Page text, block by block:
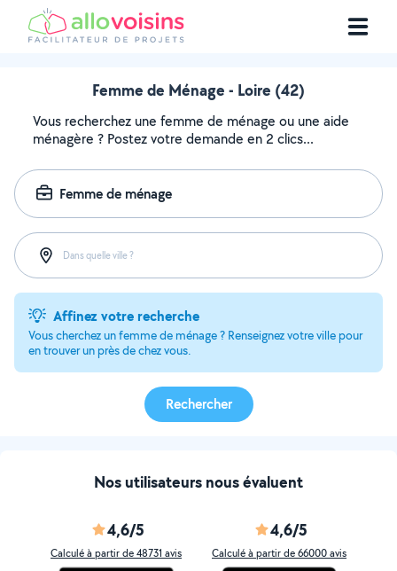
Femme de Ménage - Loire (42)
Vous recherchez une femme de ménage ou une aide
ménagère ? Postez votre demande en 2 clics...
Femme de ménage
Dans quelle ville ?
Affinez votre recherche
Vous cherchez un femme de ménage ? Renseignez votre ville pour
en trouver un près de chez vous.
Rechercher
Nos utilisateurs nous évaluent
4,6/5
Calculé à partir de 48731 avis
4,6/5
Calculé à partir de 66000 avis